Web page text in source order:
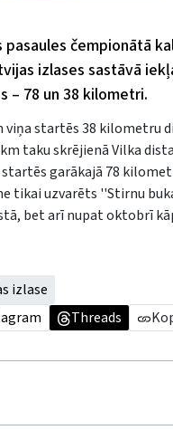
čempionātā
izlases sastāvā
– 78 un 38 kilometri.
viņa startēs 38 kilometru
taku skrējienā Vilka
garākajā 78
tikai uzvarēts ''Stirnu
bet arī nupat oktobrī
izlase
Threads